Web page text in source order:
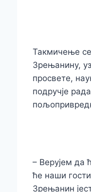
Такмичење
Зрењанину,
просвете,
подручје
– Верујем да
ће наши
Зрењанин